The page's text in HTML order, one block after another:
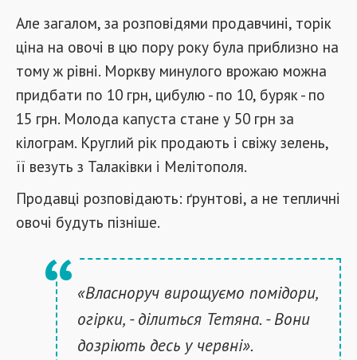
Але загалом, за розповідями продавчині, торік
ціна на овочі в цю пору року була приблизно на
тому ж рівні. Моркву минулого врожаю можна
придбати по 10 грн, цибулю - по 10, буряк - по
15 грн. Молода капуста стане у 50 грн за
кілограм. Круглий рік продають і свіжу зелень,
її везуть з Талаківки і Мелітополя.
Продавці розповідають: ґрунтові, а не тепличні
овочі будуть пізніше.
«Власноруч вирощуємо помідори,
огірки, - ділиться Тетяна. - Вони
дозріють десь у червні».